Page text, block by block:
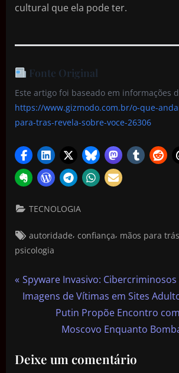
cultural que ela pode ter.
Fonte Original
Este artigo foi baseado em informações
https://www.gizmodo.com.br/o-que-
para-tras-revela-sobre-voce-26306
TECNOLOGIA
autoridade,confiança, mãos para
psicologia
Spyware Invasivo:
Imagens de Vítimas em Sites
Putin Propõe Encontro
Moscovo Enquanto
Deixe um comentário